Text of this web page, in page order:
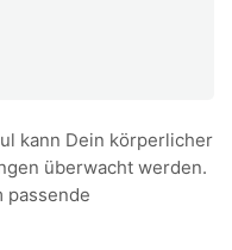
kann Dein körperlicher
überwacht werden.
passende